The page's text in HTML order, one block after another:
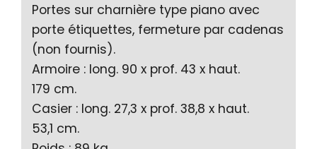
Portes sur charnière type piano avec
porte étiquettes, fermeture par cadenas
(non fournis).
Armoire : long. 90 x prof. 43 x haut.
179 cm.
Casier : long. 27,3 x prof. 38,8 x haut.
53,1 cm.